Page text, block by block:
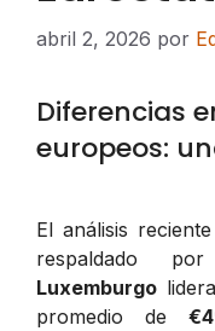
abril 2, 2026 por
Diferencias
europeos:
El análisis
respaldado
Luxemburgo
promedio de